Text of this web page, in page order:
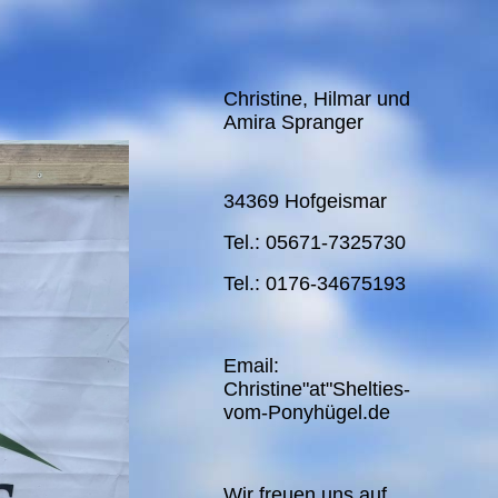
Christine, Hilmar und
Amira Spranger
34369 Hofgeismar
Tel.: 05671-7325730
Tel.: 0176-34675193
Email:
Christine"at"Shelties-
vom-Ponyhügel.de